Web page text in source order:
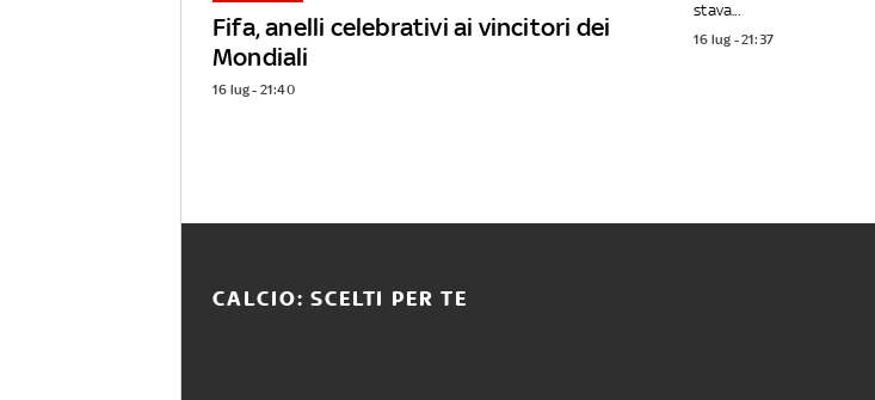
Fifa, anelli celebrativi ai vincitori dei
Mondiali
16 lug - 21:40
stava...
16 lug - 21:37
CALCIO: SCELTI PER TE